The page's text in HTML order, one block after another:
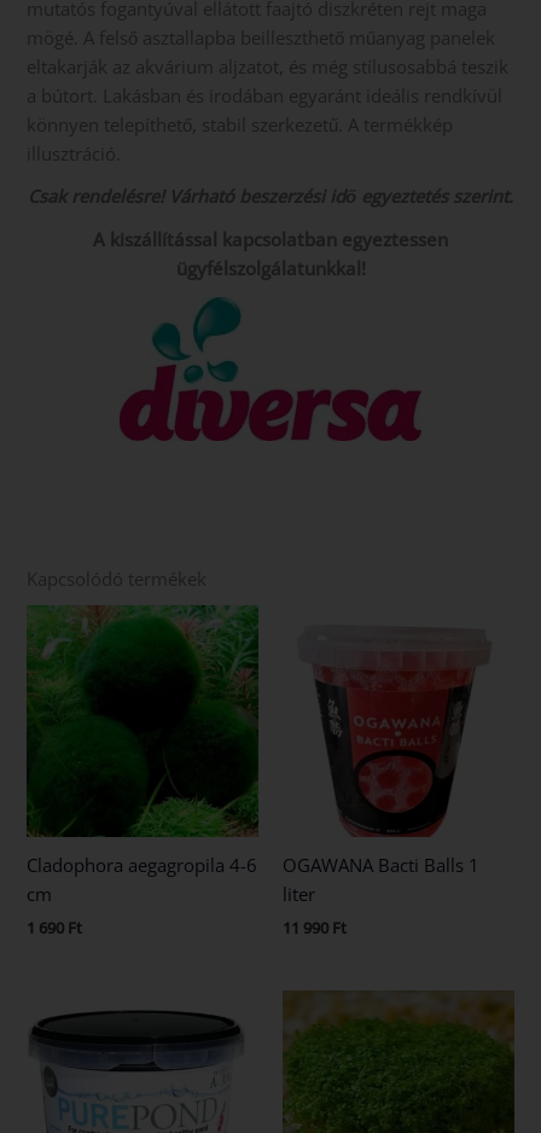
mutatós fogantyúval ellátott faajtó diszkréten rejt maga
mögé. A felső asztallapba beilleszthető műanyag panelek
eltakarják az akvárium aljzatot, és még stílusosabbá teszik
a bútort. Lakásban és irodában egyaránt ideális rendkívül
könnyen telepíthető, stabil szerkezetű. A termékkép
illusztráció.
Csak rendelésre! Várható beszerzési idő egyeztetés szerint.
A kiszállítással kapcsolatban egyeztessen
ügyfélszolgálatunkkal!
Kapcsolódó termékek
Cladophora aegagropila 4-6
cm
1 690 Ft
OGAWANA Bacti Balls 1
liter
11 990 Ft